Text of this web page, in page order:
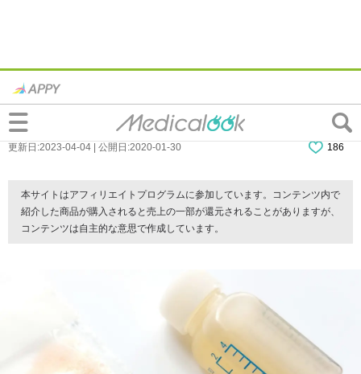
なぜ？ザイザルでひどい眠気と倦怠感…副
作用はいつまで？ピークは？
更新日:2023-04-04 | 公開日:2020-01-30 186
本サイトはアフィリエイトプログラムに参加しています。コンテンツ内で
紹介した商品が購入されると売上の一部が還元されることがありますが、
コンテンツは自主的な意思で作成しています。